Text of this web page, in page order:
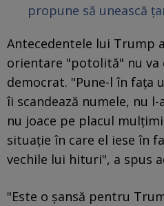
propune să unească
Antecedentele lui Trump
orientare "potolită" nu va
democrat. "Pune-l în fața
îi scandează numele, nu
nu joace pe placul
situație în care el iese în
vechile lui hituri", a spus
"Este o șansă pentru